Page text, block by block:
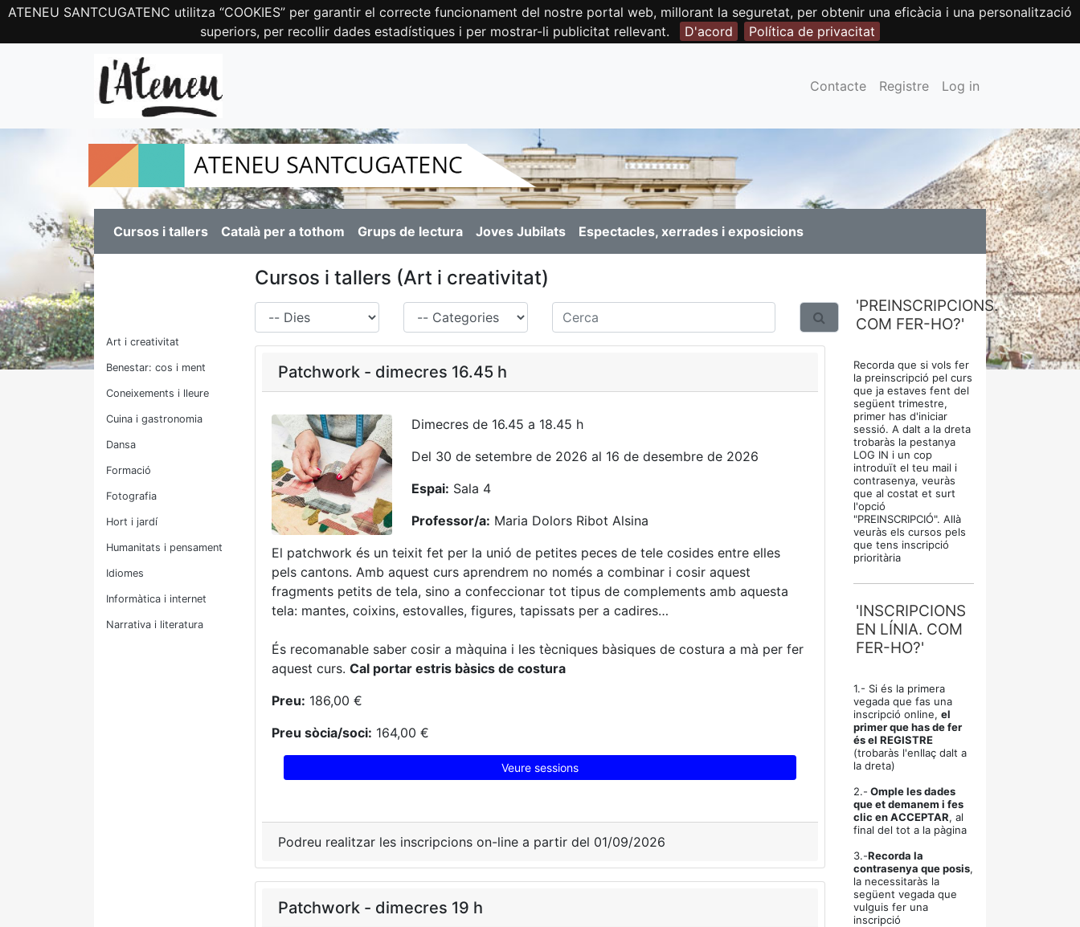
ATENEU SANTCUGATENC utilitza “COOKIES” per garantir el correcte funcionament del nostre portal web, millorant la seguretat, per obtenir una eficàcia i una personalització
superiors, per recollir dades estadístiques i per mostrar-li publicitat rellevant.
D'acord Política de privacitat
Contacte Registre Log in
Cursos i tallers Català per a tothom Grups de lectura Joves Jubilats Espectacles, xerrades i exposicions
Art i creativitat
Benestar: cos i ment
Coneixements i lleure
Cuina i gastronomia
Dansa
Formació
Fotografia
Hort i jardí
Humanitats i pensament
Idiomes
Informàtica i internet
Narrativa i literatura
Cursos i tallers (Art i creativitat)
Cerca
Patchwork - dimecres 16.45 h
Dimecres de 16.45 a 18.45 h
Del 30 de setembre de 2026 al 16 de desembre de 2026
Espai: Sala 4
Professor/a: Maria Dolors Ribot Alsina
El patchwork és un teixit fet per la unió de petites peces de tele cosides entre elles
pels cantons. Amb aquest curs aprendrem no només a combinar i cosir aquest
fragments petits de tela, sino a confeccionar tot tipus de complements amb aquesta
tela: mantes, coixins, estovalles, figures, tapissats per a cadires…
És recomanable saber cosir a màquina i les tècniques bàsiques de costura a mà per fer
aquest curs. Cal portar estris bàsics de costura
Preu: 186,00 €
Preu sòcia/soci: 164,00 €
Veure sessions
Podreu realitzar les inscripcions on-line a partir del 01/09/2026
Patchwork - dimecres 19 h
'PREINSCRIPCIONS.
COM FER-HO?'
Recorda que si vols fer
la preinscripció pel curs
que ja estaves fent del
següent trimestre,
primer has d'iniciar
sessió. A dalt a la dreta
trobaràs la pestanya
LOG IN i un cop
introduït el teu mail i
contrasenya, veuràs
que al costat et surt
l'opció
"PREINSCRIPCIÓ". Allà
veuràs els cursos pels
que tens inscripció
prioritària
'INSCRIPCIONS
EN LÍNIA. COM
FER-HO?'
1.- Si és la primera
vegada que fas una
inscripció online, el
primer que has de fer
és el REGISTRE
(trobaràs l'enllaç dalt a
la dreta)
2.- Omple les dades
que et demanem i fes
clic en ACCEPTAR, al
final del tot a la pàgina
3.-Recorda la
contrasenya que posis,
la necessitaràs la
següent vegada que
vulguis fer una
inscripció